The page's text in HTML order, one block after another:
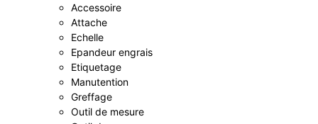
Accessoire
Attache
Echelle
Epandeur engrais
Etiquetage
Manutention
Greffage
Outil de mesure